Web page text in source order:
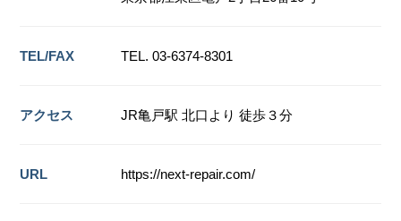
TEL/FAX TEL. 03-6374-8301
アクセス JR亀戸駅 北口より 徒歩３分
URL https://next-repair.com/